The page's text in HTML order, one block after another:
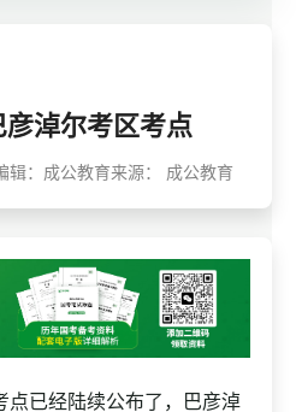
/辅警考试
资格/教师编制
/银行考试
淖尔考区考点
辑：成公教育来源： 成公教育
已经陆续公布了，巴彦淖